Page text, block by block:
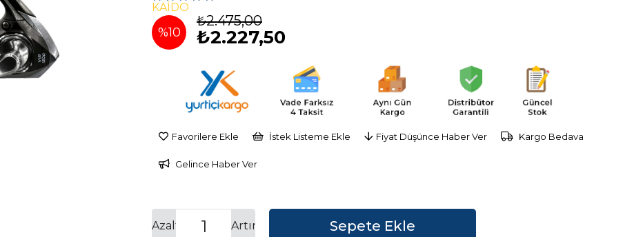
KAIDO
%10
₺2.475,00
₺2.227,50
Favorilere Ekle İstek Listeme Ekle Fiyat Düşünce Haber Ver Kargo Bedava
Gelince Haber Ver
Artır
Azalt